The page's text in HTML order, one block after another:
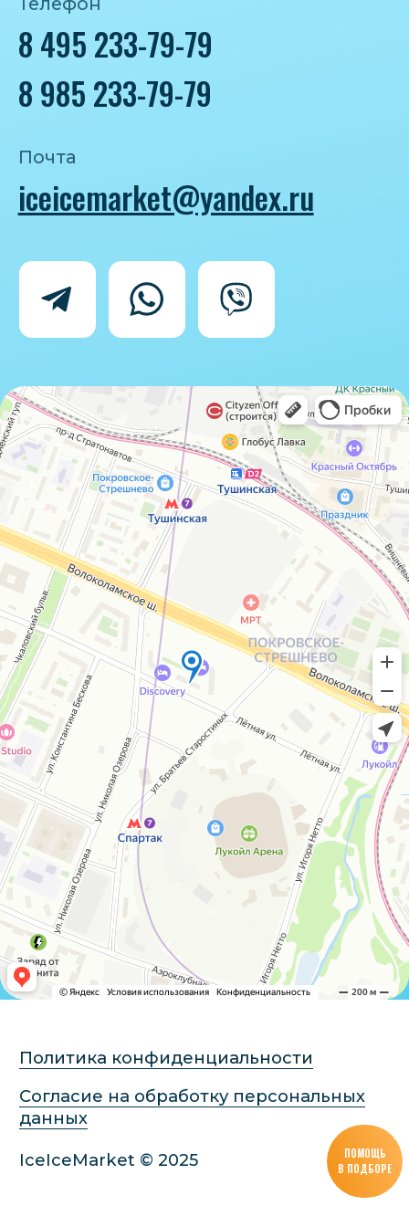
Политика конфиденциальности
Согласие на обработку персональных
данных
IceIceMarket © 2025
ПОМОЩЬ
В ПОДБОРЕ